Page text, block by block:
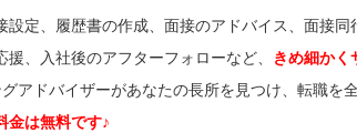
設定、履歴書の作成、面接のアドバイス、面接同
、入社後のアフターフォローなど、
きめ細かく
アドバイザーがあなたの長所を見つけ、転職を
金は無料です♪